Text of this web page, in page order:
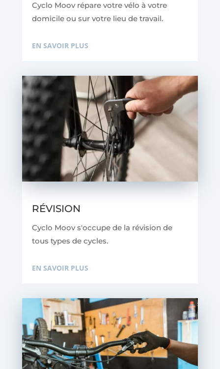
Cyclo Moov répare votre vélo à votre
domicile ou sur votre lieu de travail.
EN SAVOIR PLUS
RÉVISION
Cyclo Moov s'occupe de la révision de
tous types de cycles.
EN SAVOIR PLUS